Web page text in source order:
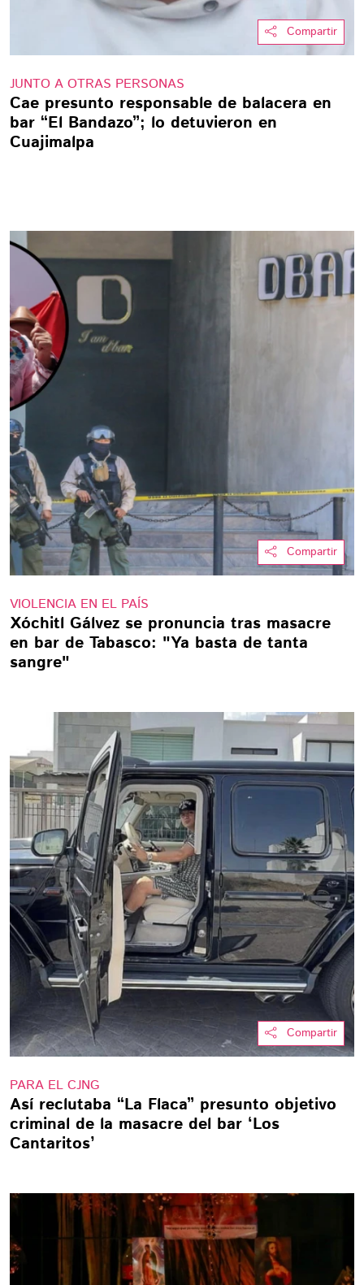
Compartir
JUNTO A OTRAS PERSONAS
Cae presunto responsable de balacera en
bar “El Bandazo”; lo detuvieron en
Cuajimalpa
Compartir
VIOLENCIA EN EL PAÍS
Xóchitl Gálvez se pronuncia tras masacre
en bar de Tabasco: "Ya basta de tanta
sangre"
Compartir
PARA EL CJNG
Así reclutaba “La Flaca” presunto objetivo
criminal de la masacre del bar ‘Los
Cantaritos’